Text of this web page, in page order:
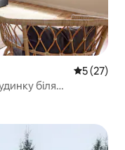
Середня
5 (27)
біля